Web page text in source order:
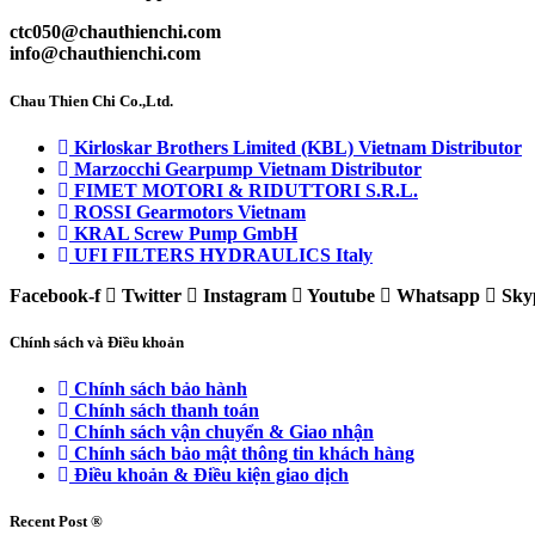
ctc050@chauthienchi.com
info@chauthienchi.com
Chau Thien Chi Co.,Ltd.
Kirloskar Brothers Limited (KBL) Vietnam Distributor
Marzocchi Gearpump Vietnam Distributor
FIMET MOTORI & RIDUTTORI S.R.L.
ROSSI Gearmotors Vietnam
KRAL Screw Pump GmbH
UFI FILTERS HYDRAULICS Italy
Facebook-f
Twitter Instagram Youtube Whatsapp
Chính sách và Điều khoản
Chính sách bảo hành
Chính sách thanh toán
Chính sách vận chuyển & Giao nhận
Chính sách bảo mật thông tin khách hàng
Điều khoản & Điều kiện giao dịch
Recent Post ®